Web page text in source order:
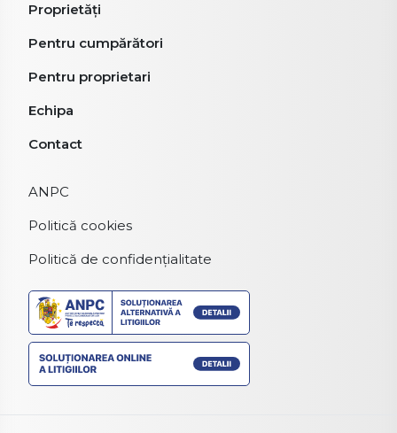
Proprietăți
Pentru cumpărători
Pentru proprietari
Echipa
Contact
ANPC
Politică cookies
Politică de confidențialitate